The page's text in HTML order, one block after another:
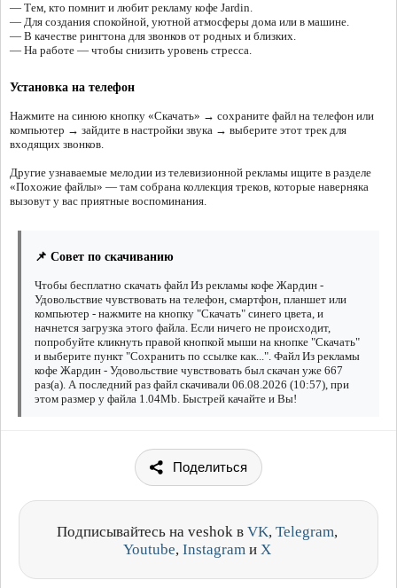
— Тем, кто помнит и любит рекламу кофе Jardin.
— Для создания спокойной, уютной атмосферы дома или в машине.
— В качестве рингтона для звонков от родных и близких.
— На работе — чтобы снизить уровень стресса.
Установка на телефон
Нажмите на синюю кнопку «Скачать» → сохраните файл на телефон или
компьютер → зайдите в настройки звука → выберите этот трек для
входящих звонков.
Другие узнаваемые мелодии из телевизионной рекламы ищите в разделе
«Похожие файлы» — там собрана коллекция треков, которые наверняка
вызовут у вас приятные воспоминания.
📌 Совет по скачиванию
Чтобы бесплатно скачать файл Из рекламы кофе Жардин -
Удовольствие чувствовать на телефон, смартфон, планшет или
компьютер - нажмите на кнопку "Скачать" синего цвета, и
начнется загрузка этого файла. Если ничего не происходит,
попробуйте кликнуть правой кнопкой мыши на кнопке "Скачать"
и выберите пункт "Сохранить по ссылке как...". Файл Из рекламы
кофе Жардин - Удовольствие чувствовать был скачан уже 667
раз(а). А последний раз файл скачивали 06.08.2026 (10:57), при
этом размер у файла 1.04Mb. Быстрей качайте и Вы!
Поделиться
Подписывайтесь на veshok в VK, Telegram,
Youtube, Instagram и X